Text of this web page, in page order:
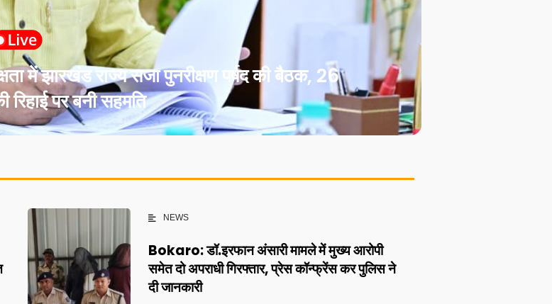
झारखंड राज्य सजा पुनरीक्षण पर्षद की बैठक, 26
पर बनी सहमति
NEWS
Bokaro: डॉ.इरफान अंसारी मामले में मुख्य आरोपी
समेत दो अपराधी गिरफ्तार, प्रेस कॉन्फ्रेंस कर पुलिस ने
दी जानकारी